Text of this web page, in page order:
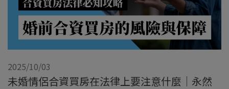
2025/10/03
未婚情侶合資買房在法律上要注意什麼｜永然